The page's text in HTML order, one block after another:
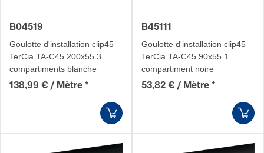
B04519
Goulotte d'installation clip45
TerCia TA-C45 200x55 3
compartiments blanche
138,99 € / Mètre *
B45111
Goulotte d'installation clip45
TerCia TA-C45 90x55 1
compartiment noire
53,82 € / Mètre *